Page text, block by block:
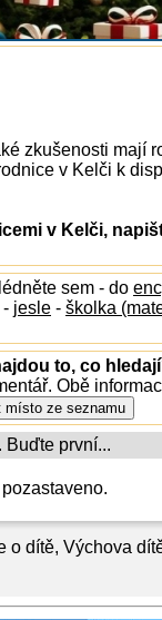
o dítě, Výchova
zkušenosti mají
v Kelči k
v Kelči,
sem - do
- jesle - školka
to, co
Obě
Buďte první...